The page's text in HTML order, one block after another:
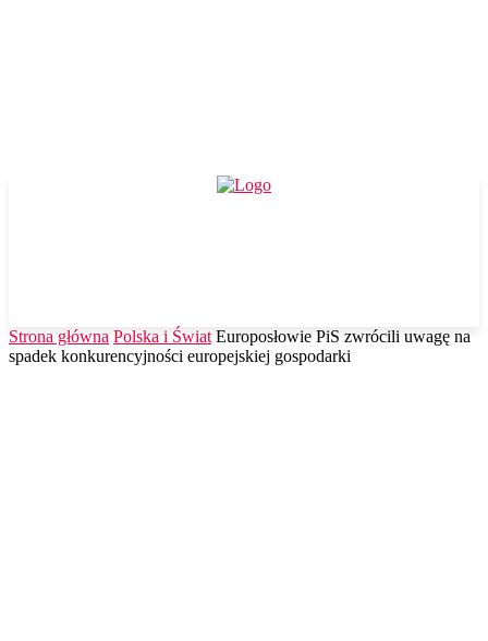
Strona główna Polska i Świat Europosłowie PiS zwrócili uwagę na
spadek konkurencyjności europejskiej gospodarki